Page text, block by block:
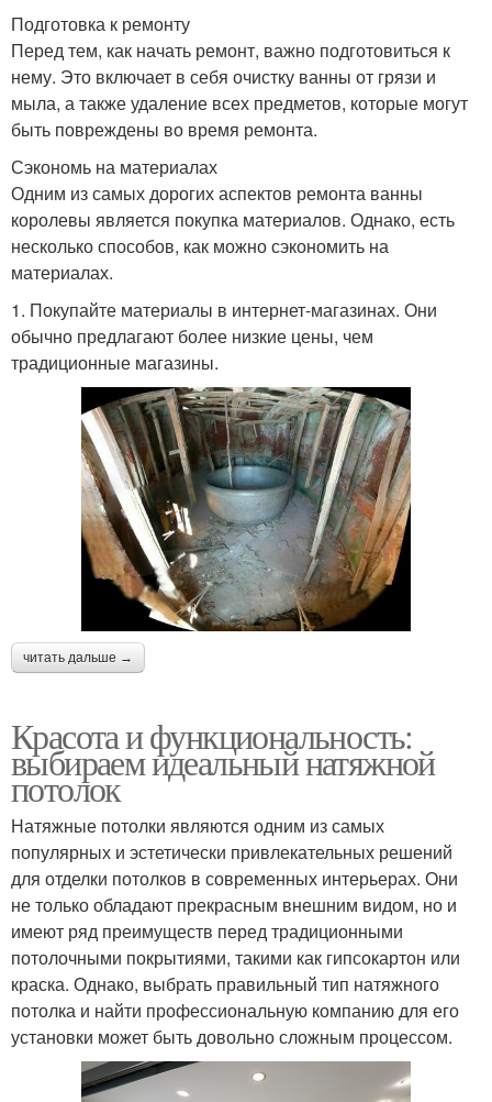
Подготовка к ремонту
Перед тем, как начать ремонт, важно подготовиться к
нему. Это включает в себя очистку ванны от грязи и
мыла, а также удаление всех предметов, которые могут
быть повреждены во время ремонта.
Сэкономь на материалах
Одним из самых дорогих аспектов ремонта ванны
королевы является покупка материалов. Однако, есть
несколько способов, как можно сэкономить на
материалах.
1. Покупайте материалы в интернет-магазинах. Они
обычно предлагают более низкие цены, чем
традиционные магазины.
читать дальше →
Красота и функциональность:
выбираем идеальный натяжной
потолок
Натяжные потолки являются одним из самых
популярных и эстетически привлекательных решений
для отделки потолков в современных интерьерах. Они
не только обладают прекрасным внешним видом, но и
имеют ряд преимуществ перед традиционными
потолочными покрытиями, такими как гипсокартон или
краска. Однако, выбрать правильный тип натяжного
потолка и найти профессиональную компанию для его
установки может быть довольно сложным процессом.